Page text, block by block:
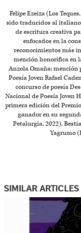
Felipe Ezeiza (Los
sido traducidos al
de escritura creativa
enfocados en la
reconocimientos más
mención honorifica en
Anzola Omaña; mención
Poesía Joven Rafael
concurso de poesía
Nacional de Poesía Joven
primera edición del
ganador en su
Petalurgia, 2022),
Yagrumo
SIMILAR ARTICLES